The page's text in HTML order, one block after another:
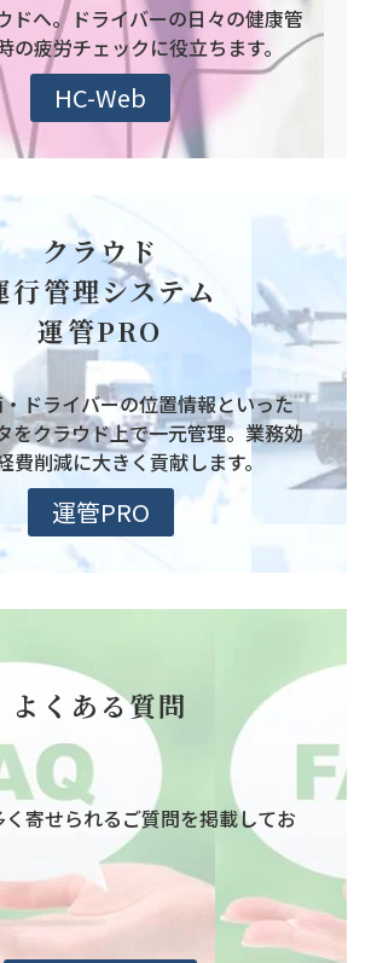
ドへ。ドライバーの日々の健康管
の疲労チェックに役立ちます。
HC-Web
クラウド
行管理システム
運管PRO
ドライバーの位置情報といった
をクラウド上で一元管理。業務効
費削減に大きく貢献します。
運管PRO
よくある質問
寄せられるご質問を掲載してお